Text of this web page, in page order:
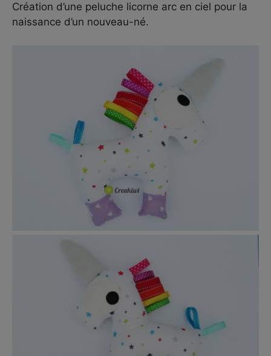
Création d’une peluche licorne arc en ciel pour la
naissance d’un nouveau-né.